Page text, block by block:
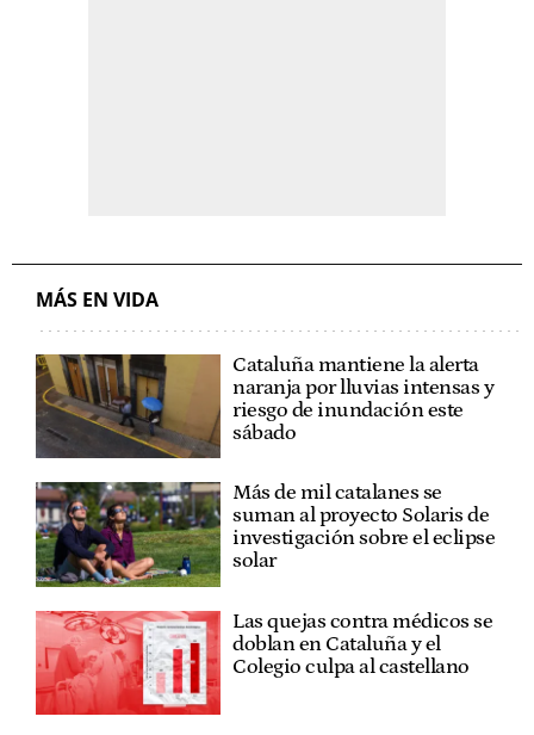
MÁS EN VIDA
Cataluña mantiene la alerta
naranja por lluvias intensas y
riesgo de inundación este
sábado
Más de mil catalanes se
suman al proyecto Solaris de
investigación sobre el eclipse
solar
Las quejas contra médicos se
doblan en Cataluña y el
Colegio culpa al castellano